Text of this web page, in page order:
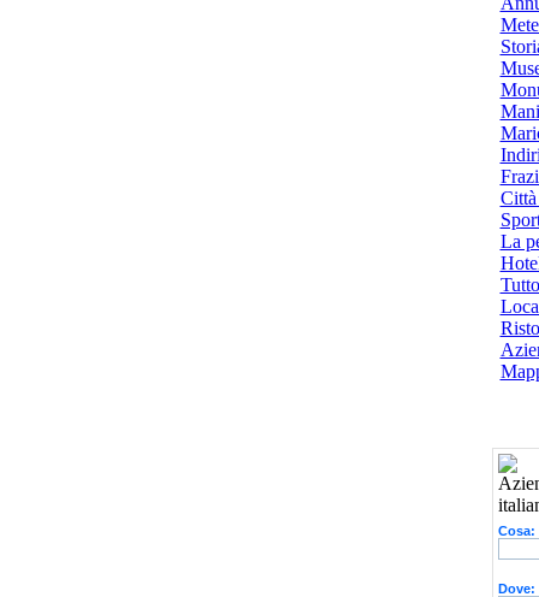
Città
La
Cosa:
Dove: